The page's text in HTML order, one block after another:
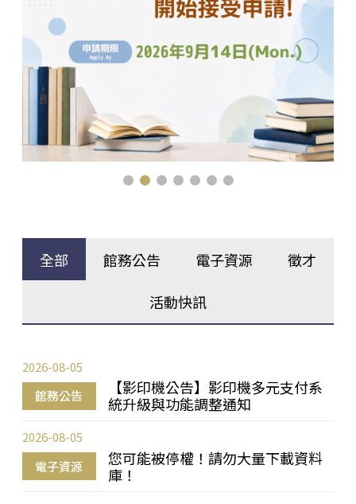
全部 館務公告 電子資源 徵才
活動快訊
館務公告
【影印機公告】影印機多元支付系
統升級與功能調整通知
2026-08-05
電子資源
您可能被停權！請勿大量下載資料
庫！
2026-08-05